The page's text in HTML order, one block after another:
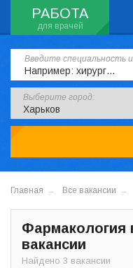
РАБОТА
Введите специальность
Выберите город:
Главная Все вакансии
Фармакология
вакансии
Найдено 3 вакансии